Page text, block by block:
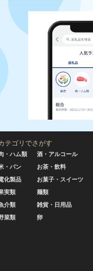
テゴリでさがす
・ハム類
・パン
化製品
実類
介類
菜類
酒・アルコール
お茶・飲料
お菓子・スイーツ
麺類
雑貨・日用品
卵